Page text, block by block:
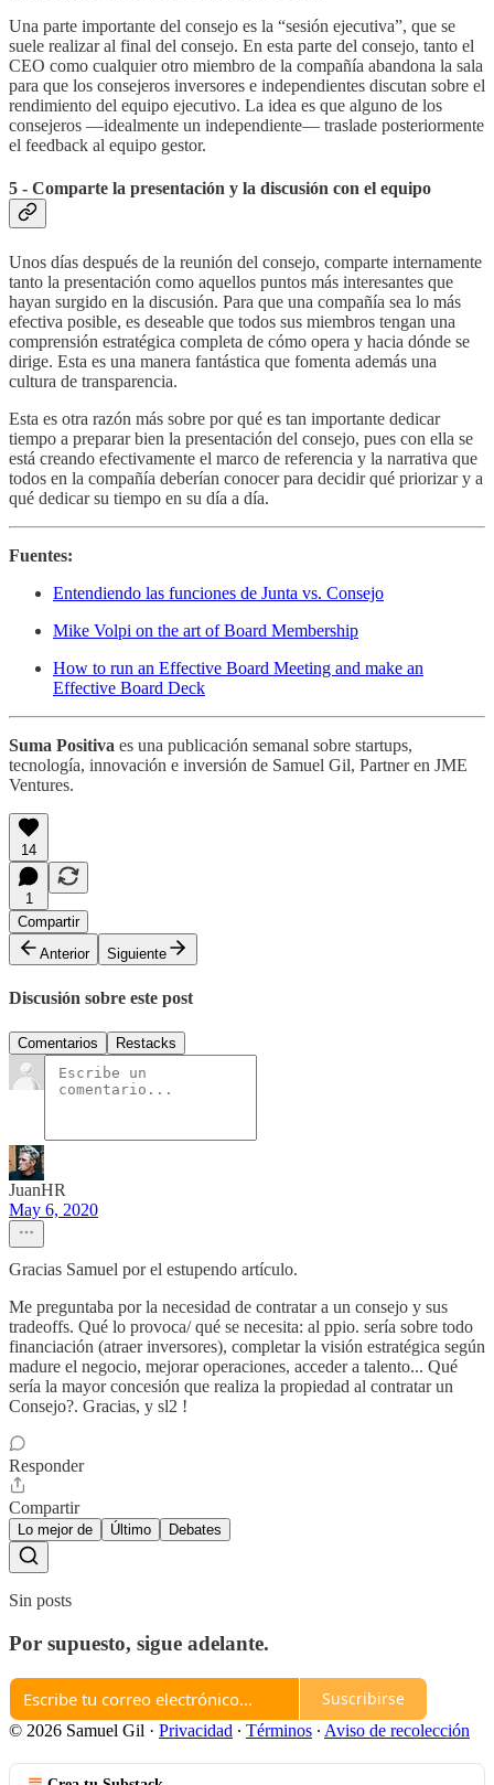
Una parte importante del consejo es la “sesión ejecutiva”, que se
suele realizar al final del consejo. En esta parte del consejo, tanto el
CEO como cualquier otro miembro de la compañía abandona la sala
para que los consejeros inversores e independientes discutan sobre el
rendimiento del equipo ejecutivo. La idea es que alguno de los
consejeros —idealmente un independiente— traslade posteriormente
el feedback al equipo gestor.
5 - Comparte la presentación y la discusión con el equipo
Unos días después de la reunión del consejo, comparte internamente
tanto la presentación como aquellos puntos más interesantes que
hayan surgido en la discusión. Para que una compañía sea lo más
efectiva posible, es deseable que todos sus miembros tengan una
comprensión estratégica completa de cómo opera y hacia dónde se
dirige. Esta es una manera fantástica que fomenta además una
cultura de transparencia.
Esta es otra razón más sobre por qué es tan importante dedicar
tiempo a preparar bien la presentación del consejo, pues con ella se
está creando efectivamente el marco de referencia y la narrativa que
todos en la compañía deberían conocer para decidir qué priorizar y a
qué dedicar su tiempo en su día a día.
Fuentes:
Entendiendo las funciones de Junta vs. Consejo
Mike Volpi on the art of Board Membership
How to run an Effective Board Meeting and make an
Effective Board Deck
Suma Positiva es una publicación semanal sobre startups,
tecnología, innovación e inversión de Samuel Gil, Partner en JME
Ventures.
14
1
Compartir
Anterior
Siguiente
Discusión sobre este post
Comentarios Restacks
JuanHR
May 6, 2020
Gracias Samuel por el estupendo artículo.
Me preguntaba por la necesidad de contratar a un consejo y sus
tradeoffs. Qué lo provoca/ qué se necesita: al ppio. sería sobre todo
financiación (atraer inversores), completar la visión estratégica según
madure el negocio, mejorar operaciones, acceder a talento... Qué
sería la mayor concesión que realiza la propiedad al contratar un
Consejo?. Gracias, y sl2 !
Responder
Compartir
Lo mejor de Último Debates
Sin posts
Por supuesto, sigue adelante.
Suscribirse
© 2026 Samuel Gil · Privacidad ∙ Términos ∙ Aviso de recolección